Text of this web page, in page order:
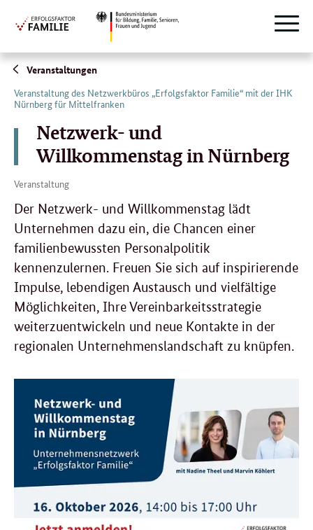
Direktlink:
Suche
Veranstaltungen
Veranstaltung des Netzwerkbüros „Erfolgsfaktor Familie“ mit der IHK
Nürnberg für Mittelfranken
Netzwerk- und
Willkommenstag in Nürnberg
Veranstaltung
Der Netzwerk- und Willkommenstag lädt
Unternehmen dazu ein, die Chancen einer
familienbewussten Personalpolitik
kennenzulernen. Freuen Sie sich auf inspirierende
Impulse, lebendigen Austausch und vielfältige
Möglichkeiten, Ihre Vereinbarkeitsstrategie
weiterzuentwickeln und neue Kontakte in der
regionalen Unternehmenslandschaft zu knüpfen.